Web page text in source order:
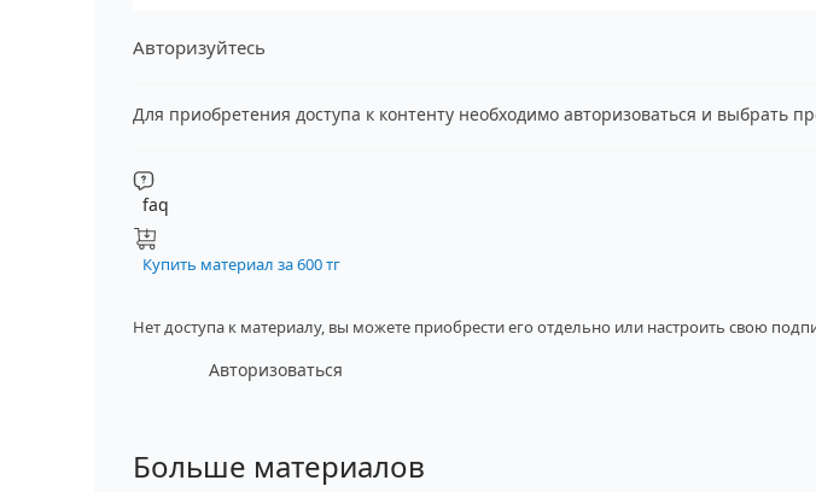
Авторизуйтесь
Для приобретения доступа к контенту необходимо авторизоваться и выбрать
faq
Купить материал за 600 тг
Нет доступа к материалу, вы можете приобрести его отдельно или настроить свою
Авторизоваться
Больше материалов